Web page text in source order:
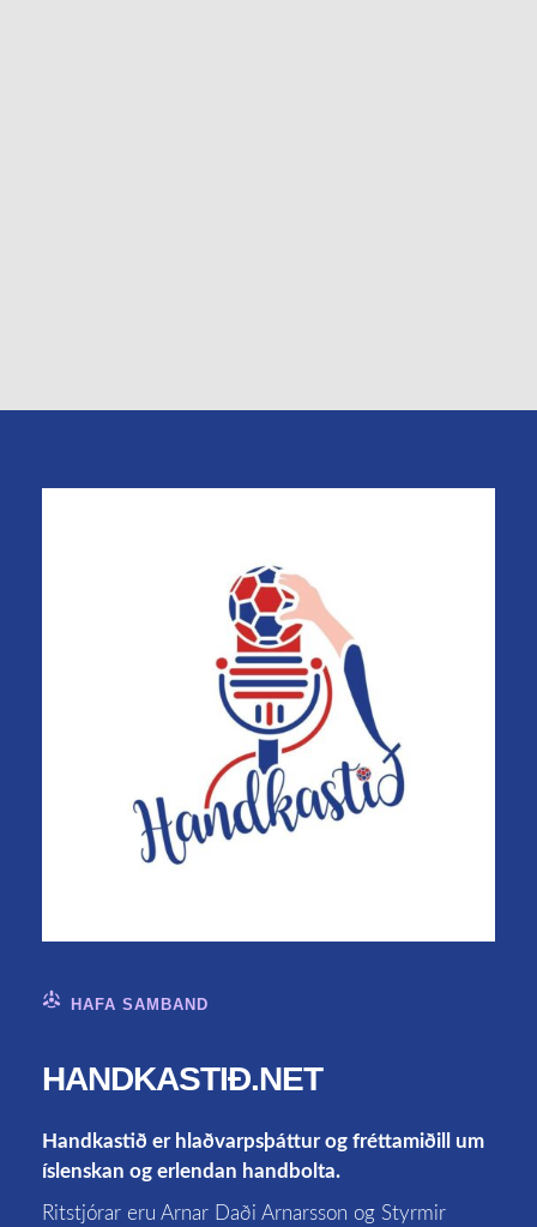
HAFA SAMBAND
HANDKASTIÐ.NET
Handkastið er hlaðvarpsþáttur og fréttamiðill um
íslenskan og erlendan handbolta.
Ritstjórar eru Arnar Daði Arnarsson og Styrmir